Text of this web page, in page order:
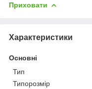
Приховати
Характеристики
Основні
Тип
Типорозмір